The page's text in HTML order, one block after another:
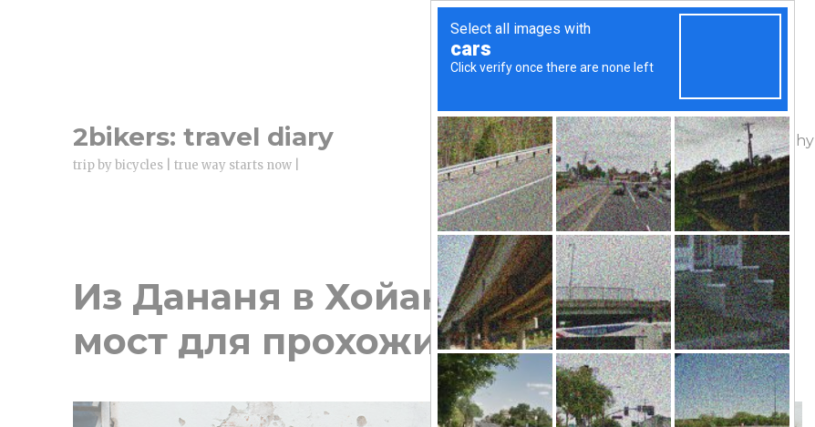
2bikers: travel diary
trip by bicycles | true way starts now |
The project Geography
Из Дананя в Хойан и обратно или
мост для прохожих издалека